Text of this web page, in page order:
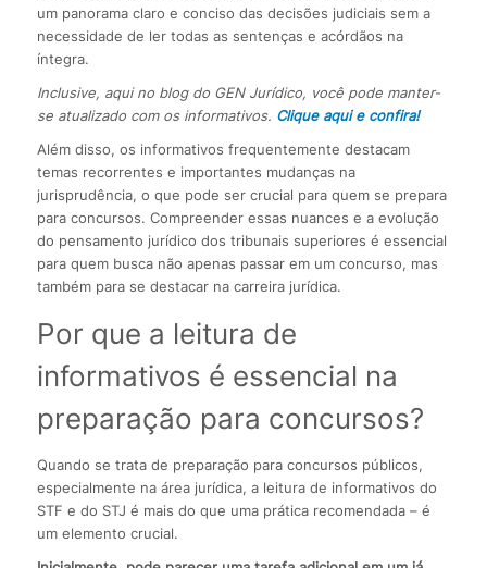
um panorama claro e conciso das decisões judiciais sem a
necessidade de ler todas as sentenças e acórdãos na
íntegra.
Inclusive, aqui no blog do GEN Jurídico, você pode manter-
se atualizado com os informativos. Clique aqui e confira!
Além disso, os informativos frequentemente destacam
temas recorrentes e importantes mudanças na
jurisprudência, o que pode ser crucial para quem se prepara
para concursos. Compreender essas nuances e a evolução
do pensamento jurídico dos tribunais superiores é essencial
para quem busca não apenas passar em um concurso, mas
também para se destacar na carreira jurídica.
Por que a leitura de
informativos é essencial na
preparação para concursos?
Quando se trata de preparação para concursos públicos,
especialmente na área jurídica, a leitura de informativos do
STF e do STJ é mais do que uma prática recomendada – é
um elemento crucial.